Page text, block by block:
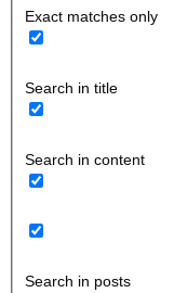
Exact matches only
Search in title
Search in content
Search in posts